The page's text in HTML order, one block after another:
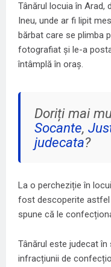
Tânărul locuia în Arad,
Ineu, unde ar fi lipit
bărbat care se plimba
fotografiat și le-a
întâmplă în oraș.
Doriți mai
Socante,
judecata?
La o percheziție în
fost descoperite
spune că le
Tânărul este judecat
infracțiunii de